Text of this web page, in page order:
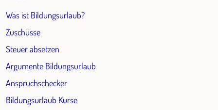
Was ist Bildungsurlaub?
Zuschüsse
Steuer absetzen
Argumente Bildungsurlaub
Anspruchschecker
Bildungsurlaub Kurse